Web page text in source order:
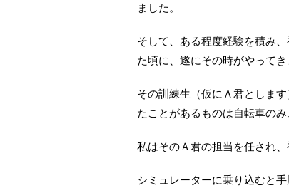
ました。
そして、ある程度経験を積み
た頃に、遂にその時がやってき
その訓練生（仮にＡ君としま
たことがあるものは自転車の
私はそのＡ君の担当を任され
シミュレーターに乗り込むと手